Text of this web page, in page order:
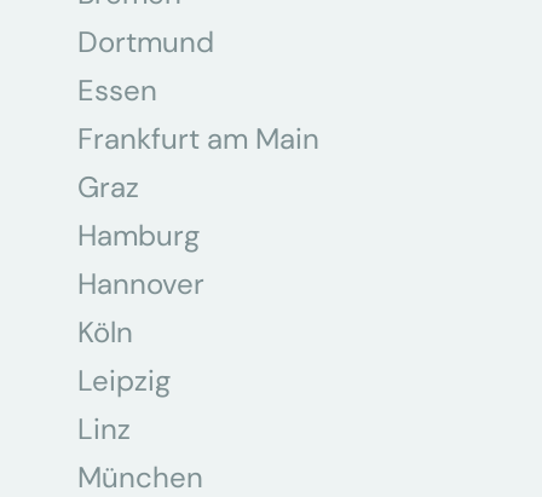
Dortmund
Essen
Frankfurt am Main
Graz
Hamburg
Hannover
Köln
Leipzig
Linz
München